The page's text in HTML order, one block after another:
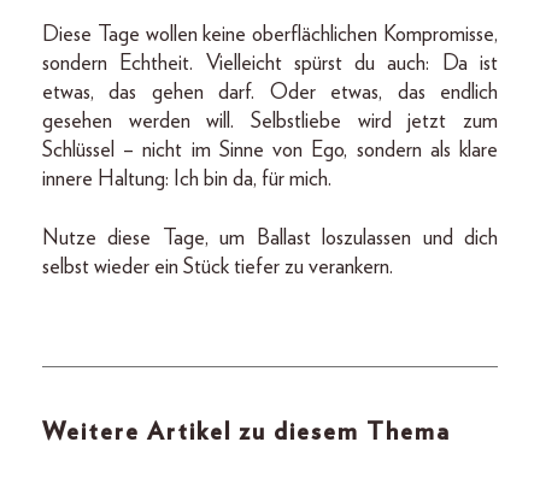
Diese Tage wollen keine oberflächlichen Kompromisse,
sondern Echtheit. Vielleicht spürst du auch: Da ist
etwas, das gehen darf. Oder etwas, das endlich
gesehen werden will. Selbstliebe wird jetzt zum
Schlüssel – nicht im Sinne von Ego, sondern als klare
innere Haltung: Ich bin da, für mich.
Nutze diese Tage, um Ballast loszulassen und dich
selbst wieder ein Stück tiefer zu verankern.
Weitere Artikel zu diesem Thema